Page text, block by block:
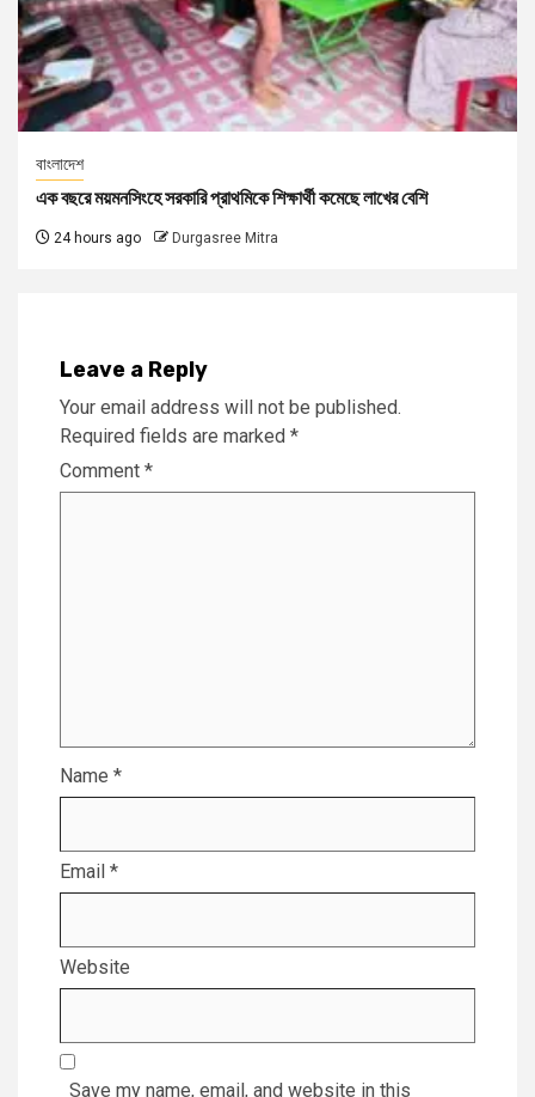
বাংলাদেশ
এক বছরে ময়মনসিংহে সরকারি প্রাথমিকে শিক্ষার্থী কমেছে লাখের বেশি
24 hours ago Durgasree Mitra
Leave a Reply
Your email address will not be published.
Required fields are marked *
Comment *
Name *
Email *
Website
Save my name, email, and website in this